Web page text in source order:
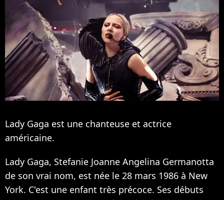
Lady Gaga est une chanteuse et actrice
américaine.
Lady Gaga, Stefanie Joanne Angelina Germanotta
de son vrai nom, est née le 28 mars 1986 à New
York. C'est une enfant très précoce. Ses débuts